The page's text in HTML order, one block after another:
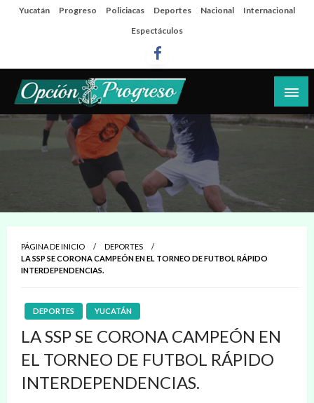
SaltaYucatán Progreso Policiacas Deportes Nacional
Internacional
Espectáculos
Opción Progreso
Las noticias del día a día del puerto
PÁGINA DE INICIO
DEPORTES
LA SSP SE CORONA CAMPEÓN EN EL TORNEO DE FUTBOL RÁPIDO
INTERDEPENDENCIAS.
DEPORTES YUCATÁN
LA SSP SE CORONA CAMPEÓN EN
EL TORNEO DE FUTBOL RÁPIDO
INTERDEPENDENCIAS.